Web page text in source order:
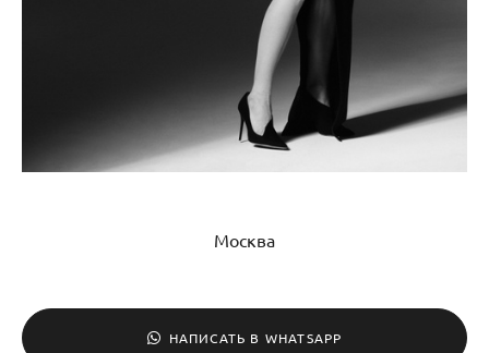
Москва
НАПИСАТЬ В WHATSAPP